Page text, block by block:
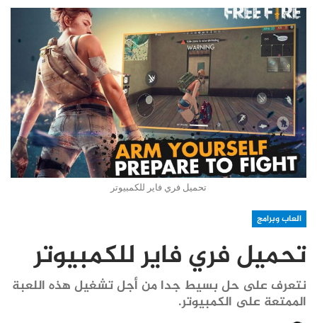
تحميل فري فاير للكمبيوتر
العاب وبرامج
تحميل فري فاير للكمبيوتر
نتعرف على حل بسيط جدا من أجل تشغيل هذه اللعبة
الممتعة على الكمبيوتر.